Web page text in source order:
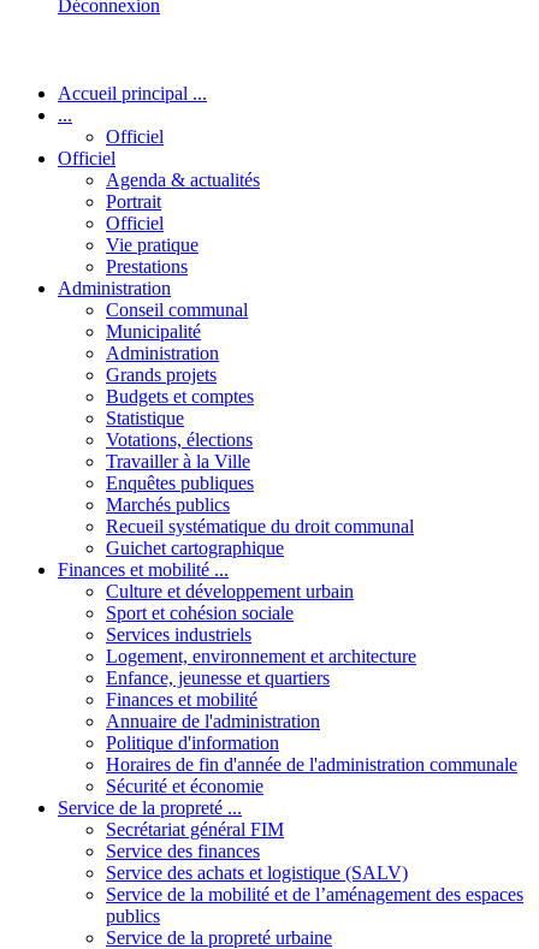
Déconnexion
Accueil principal ...
...
Officiel
Officiel
Agenda & actualités
Portrait
Officiel
Vie pratique
Prestations
Administration
Conseil communal
Municipalité
Administration
Grands projets
Budgets et comptes
Statistique
Votations, élections
Travailler à la Ville
Enquêtes publiques
Marchés publics
Recueil systématique du droit communal
Guichet cartographique
Finances et mobilité ...
Culture et développement urbain
Sport et cohésion sociale
Services industriels
Logement, environnement et architecture
Enfance, jeunesse et quartiers
Finances et mobilité
Annuaire de l'administration
Politique d'information
Horaires de fin d'année de l'administration communale
Sécurité et économie
Service de la propreté ...
Secrétariat général FIM
Service des finances
Service des achats et logistique (SALV)
Service de la mobilité et de l’aménagement des espaces
publics
Service de la propreté urbaine